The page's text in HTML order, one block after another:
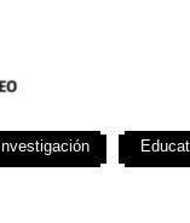
Investigación